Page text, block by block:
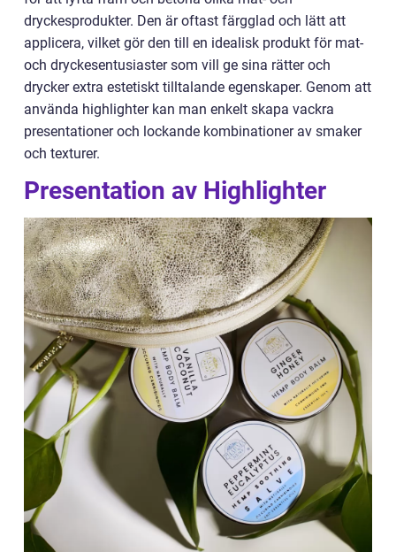
dryckesprodukter. Den är oftast färgglad och lätt att
applicera, vilket gör den till en idealisk produkt för mat-
och dryckesentusiaster som vill ge sina rätter och
drycker extra estetiskt tilltalande egenskaper. Genom att
använda highlighter kan man enkelt skapa vackra
presentationer och lockande kombinationer av smaker
och texturer.
Presentation av Highlighter